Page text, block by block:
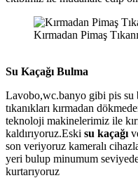
Kırmadan Pimaş
Su Kaçağı Bulma
Lavobo,wc.banyo gibi pis su
tıkanıkları kırmadan
teknoloji makinelerimiz ile
kaldırıyoruz.Eski su kaçağı
son veriyoruz kameralı
yeri bulup minumum
kurtarıyoruz